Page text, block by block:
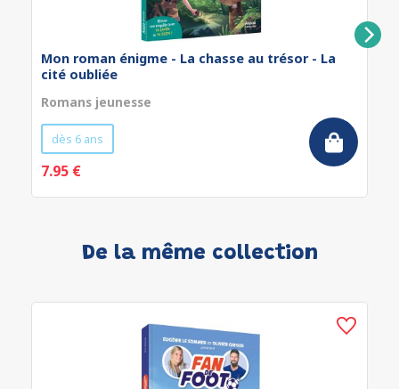
Mon roman énigme - La chasse au trésor - La
cité oubliée
Romans jeunesse
dès 6 ans
7.95 €
De la même collection